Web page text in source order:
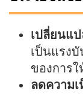
เปลี่ยนแ
เป็นแรง
ของการ
ลดความ